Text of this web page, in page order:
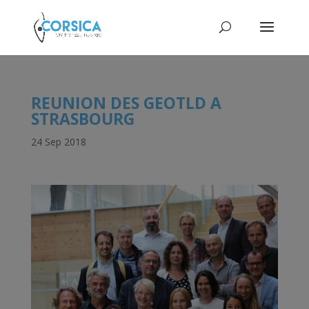
REUNION DES GEOTLD A
STRASBOURG
24 Sep 2018